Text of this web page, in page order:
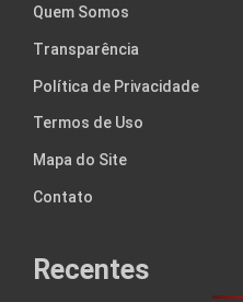
Quem Somos
Transparência
Política de Privacidade
Termos de Uso
Mapa do Site
Contato
Recentes